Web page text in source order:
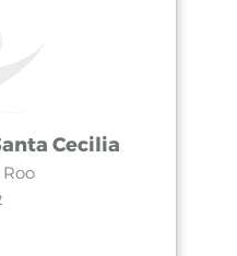
Cecilia